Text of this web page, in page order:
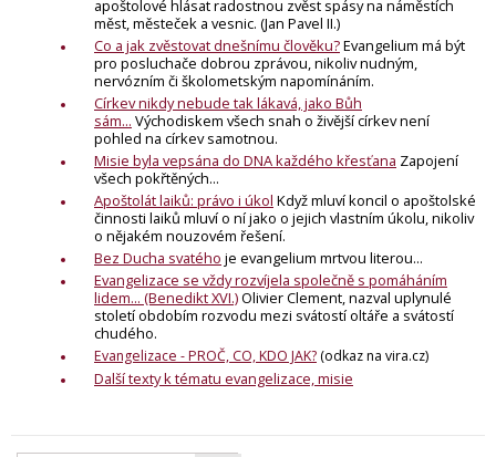
apoštolové hlásat radostnou zvěst spásy na náměstích
měst, městeček a vesnic. (Jan Pavel II.)
Co a jak zvěstovat dnešnímu člověku?Evangelium má být
pro posluchače dobrou zprávou, nikoliv nudným,
nervózním či školometským napomínáním.
Církev nikdy nebude tak lákavá, jako Bůh
sám... Východiskem všech snah o živější církev není
pohled na církev samotnou.
Misie byla vepsána do DNA každého křesťana Zapojení
všech pokřtěných...
Apoštolát laiků: právo i úkol Když mluví koncil o apoštolské
činnosti laiků mluví o ní jako o jejich vlastním úkolu, nikoliv
o nějakém nouzovém řešení.
Bez Ducha svatého je evangelium mrtvou literou...
Evangelizace se vždy rozvíjela společně s pomáháním
lidem... (Benedikt XVI.)Olivier Clement, nazval uplynulé
století obdobím rozvodu mezi svátostí oltáře a svátostí
chudého.
Evangelizace - PROČ, CO, KDO JAK? (odkaz na vira.cz)
Další texty k tématu evangelizace, misie